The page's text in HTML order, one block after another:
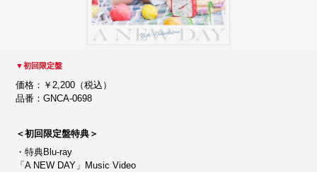
▼初回限定盤
価格：￥2,200（税込）
品番：GNCA-0698
＜初回限定盤特典＞
・特典Blu-ray
「A NEW DAY」Music Video